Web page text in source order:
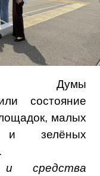
Думы
состояние
малых
и зелёных
средства